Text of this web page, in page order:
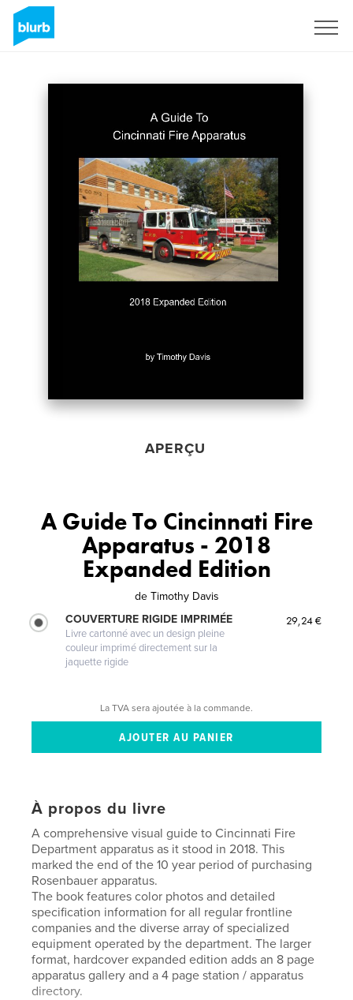
APERÇU
A Guide To Cincinnati Fire
Apparatus - 2018
Expanded Edition
de Timothy Davis
COUVERTURE RIGIDE IMPRIMÉE
Livre cartonné avec un design pleine
couleur imprimé directement sur la
jaquette rigide
29,24 €
La TVA sera ajoutée à la commande.
À propos du livre
A comprehensive visual guide to Cincinnati Fire
Department apparatus as it stood in 2018. This
marked the end of the 10 year period of purchasing
Rosenbauer apparatus.
The book features color photos and detailed
specification information for all regular frontline
companies and the diverse array of specialized
equipment operated by the department. The larger
format, hardcover expanded edition adds an 8 page
apparatus gallery and a 4 page station / apparatus
directory.